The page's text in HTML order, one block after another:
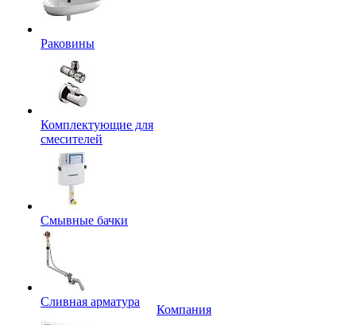
Раковины
Комплектующие для
смесителей
Смывные бачки
Сливная арматура
Компания